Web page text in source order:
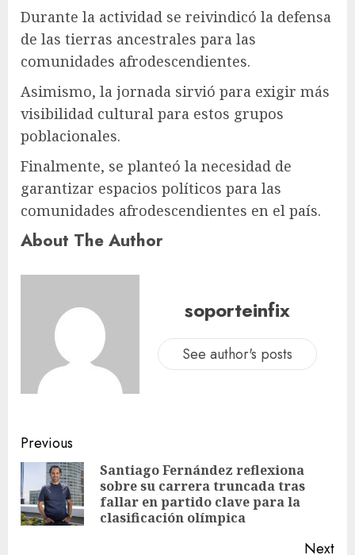
Durante la actividad se reivindicó la defensa
de las tierras ancestrales para las
comunidades afrodescendientes.
Asimismo, la jornada sirvió para exigir más
visibilidad cultural para estos grupos
poblacionales.
Finalmente, se planteó la necesidad de
garantizar espacios políticos para las
comunidades afrodescendientes en el país.
About The Author
soporteinfix
See author's posts
Previous
Santiago Fernández reflexiona
sobre su carrera truncada tras
fallar en partido clave para la
clasificación olímpica
Next